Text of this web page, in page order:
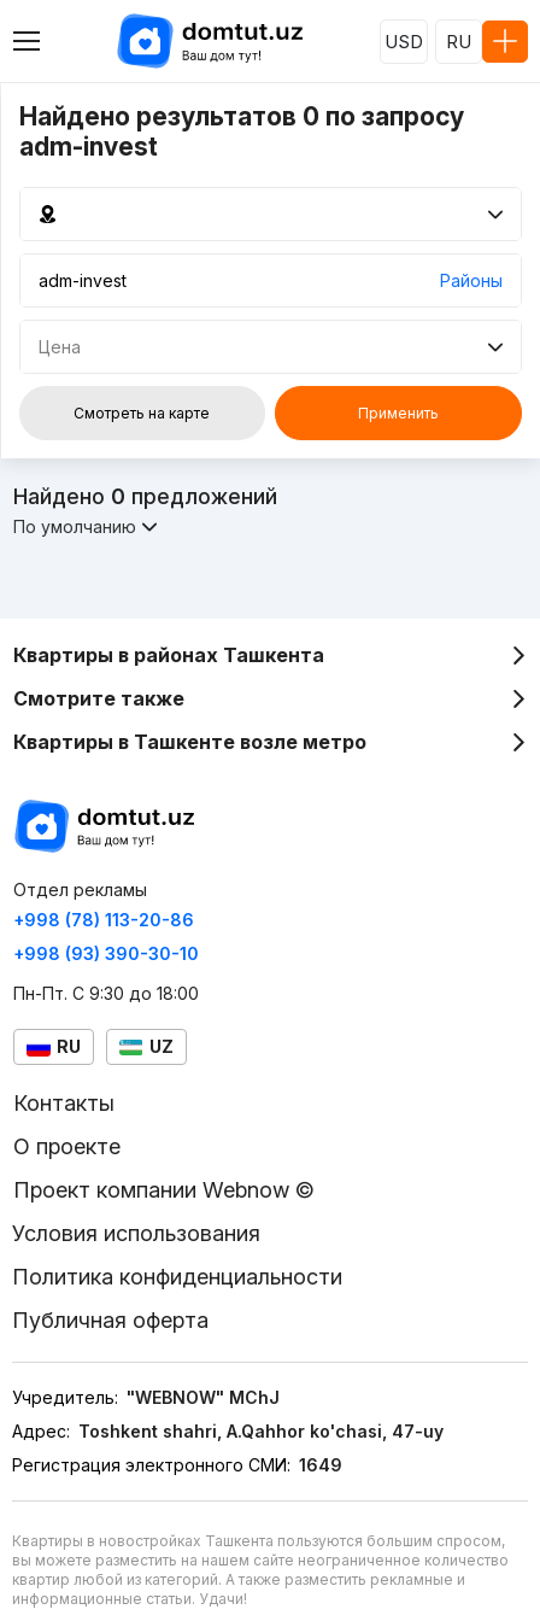
USD RU
Найдено результатов 0 по запросу
adm-invest
Районы
Цена
Смотреть на карте Применить
Найдено 0 предложений
По умолчанию
Квартиры в районах Ташкента
Смотрите также
Квартиры в Ташкенте возле метро
Отдел рекламы
+998 (78) 113-20-86
+998 (93) 390-30-10
Пн-Пт. С 9:30 до 18:00
RU UZ
Контакты
О проекте
Проект компании Webnow ©
Условия использования
Политика конфиденциальности
Публичная оферта
Учредитель: "WEBNOW" MChJ
Адрес: Toshkent shahri, A.Qahhor ko'chasi, 47-uy
Регистрация электронного СМИ: 1649
Квартиры в новостройках Ташкента пользуются большим спросом,
вы можете разместить на нашем сайте неограниченное количество
квартир любой из категорий. А также разместить рекламные и
информационные статьи. Удачи!